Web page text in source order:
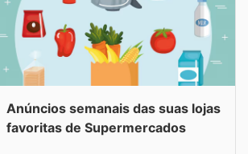
Anúncios semanais das suas lojas
favoritas de Supermercados